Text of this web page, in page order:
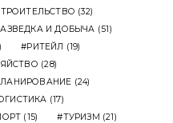
(32)
И ДОБЫЧА (51)
РИТЕЙЛ (19)
(28)
(24)
(17)
(15) ТУРИЗМ (21)